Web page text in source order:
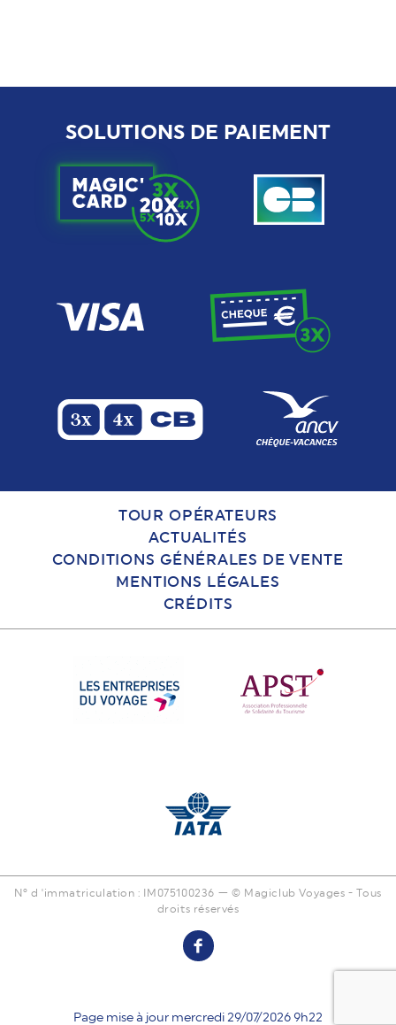
SOLUTIONS DE PAIEMENT
TOUR OPÉRATEURS
ACTUALITÉS
CONDITIONS GÉNÉRALES DE VENTE
MENTIONS LÉGALES
CRÉDITS
N° d 'immatriculation : IM075100236 — © Magiclub Voyages - Tous
droits réservés
Page mise à jour mercredi 29/07/2026 9h22